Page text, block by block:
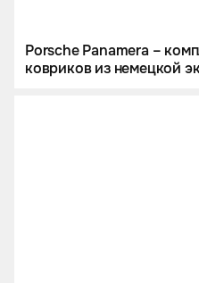
Porsche Panamera –
ковриков из немецкой